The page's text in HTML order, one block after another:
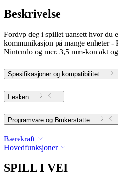
Beskrivelse
Fordyp deg i spillet uansett hvor du
kommunikasjon på mange enheter
Nintendo og mer. 3,5 mm-kontakt
Spesifikasjoner og kompatibilitet
I esken
Programvare og Brukerstøtte
Bærekraft
Hovedfunksjoner
SPILL I VEI